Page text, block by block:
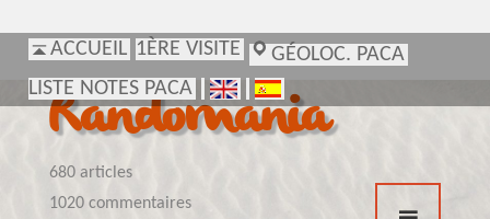
ACCUEIL 1ÈRE VISITE
GÉOLOC. PACA
LISTE NOTES PACA
Randomania
680 articles
1020 commentaires
ACCUEIL 1ÈRE VISITE
GÉOLOC. PACA
LISTE NOTES PACA